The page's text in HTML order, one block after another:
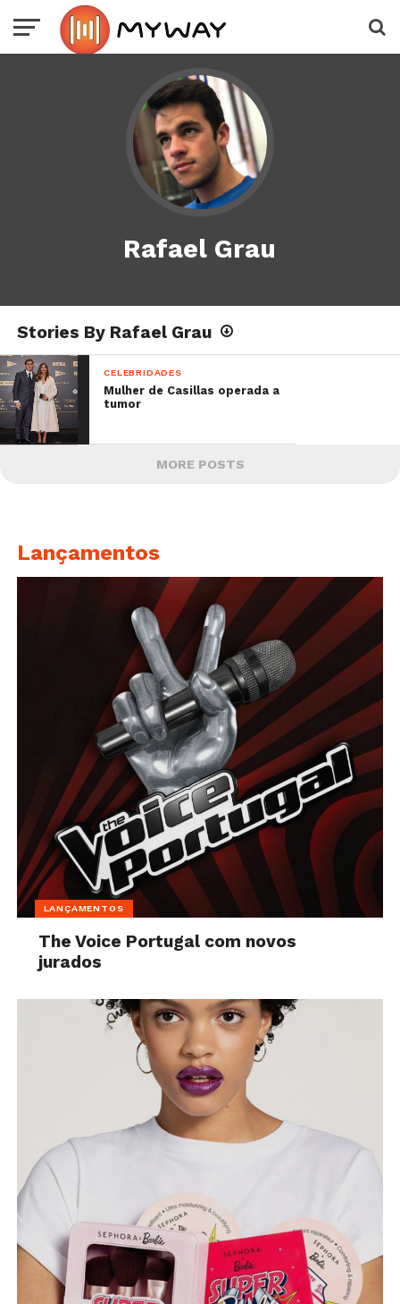
Rafael Grau
Stories By Rafael Grau
CELEBRIDADES
Mulher de Casillas operada a
tumor
MORE POSTS
Lançamentos
LANÇAMENTOS
The Voice Portugal com novos
jurados